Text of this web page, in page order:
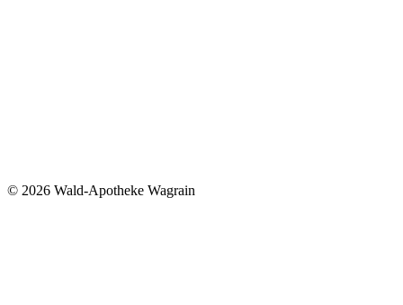
© 2026 Wald-Apotheke Wagrain